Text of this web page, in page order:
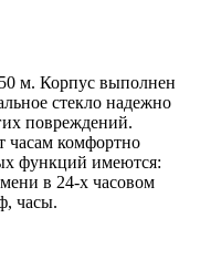
м. Корпус выполнен
стекло надежно
повреждений.
часам комфортно
функций имеются:
в 24-х часовом
часы.